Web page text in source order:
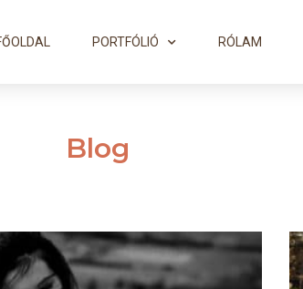
PORTFÓLIÓ RÓLAM
Blog